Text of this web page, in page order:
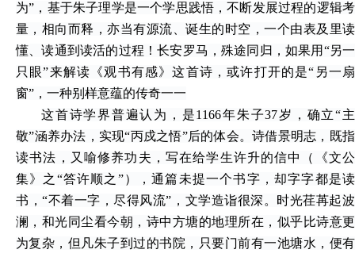
为”，基于朱子理学是一个学思践悟，不断发展过程的逻辑考
量，相向而释，亦当有源流、诞生的时空，一个由表及里读
懂、读通到读活的过程！长安罗马，殊途同归，如果用“另一
只眼”来解读《观书有感》这首诗，或许打开的是“另一扇
窗”，一种别样意蕴的传奇一一
这首诗学界普遍认为，是1166年朱子37岁，确立“主
敬”涵养办法，实现“丙戍之悟”后的体会。诗借景明志，既指
读书法，又喻修养功夫，写在给学生许升的信中（《文公
集》之“答许顺之”），通篇未提一个书字，却字字都是读
书，“不着一字，尽得风流”，文学造诣很深。时光荏苒起波
澜，和光同尘看今朝，诗中方塘的地理所在，似乎比诗意更
为复杂，但凡朱子到过的书院，只要门前有一池塘水，便有